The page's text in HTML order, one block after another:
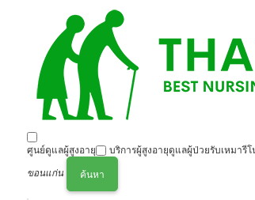
ศูนย์ดูแลผู้สูงอายุ บริการผู้สูงอายุดูแลผู้ป่วยรับเหมารี
ขอนแก่น
ค้นหา